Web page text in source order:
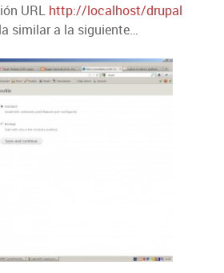
URL http://localhost/drupal
similar a la siguiente…